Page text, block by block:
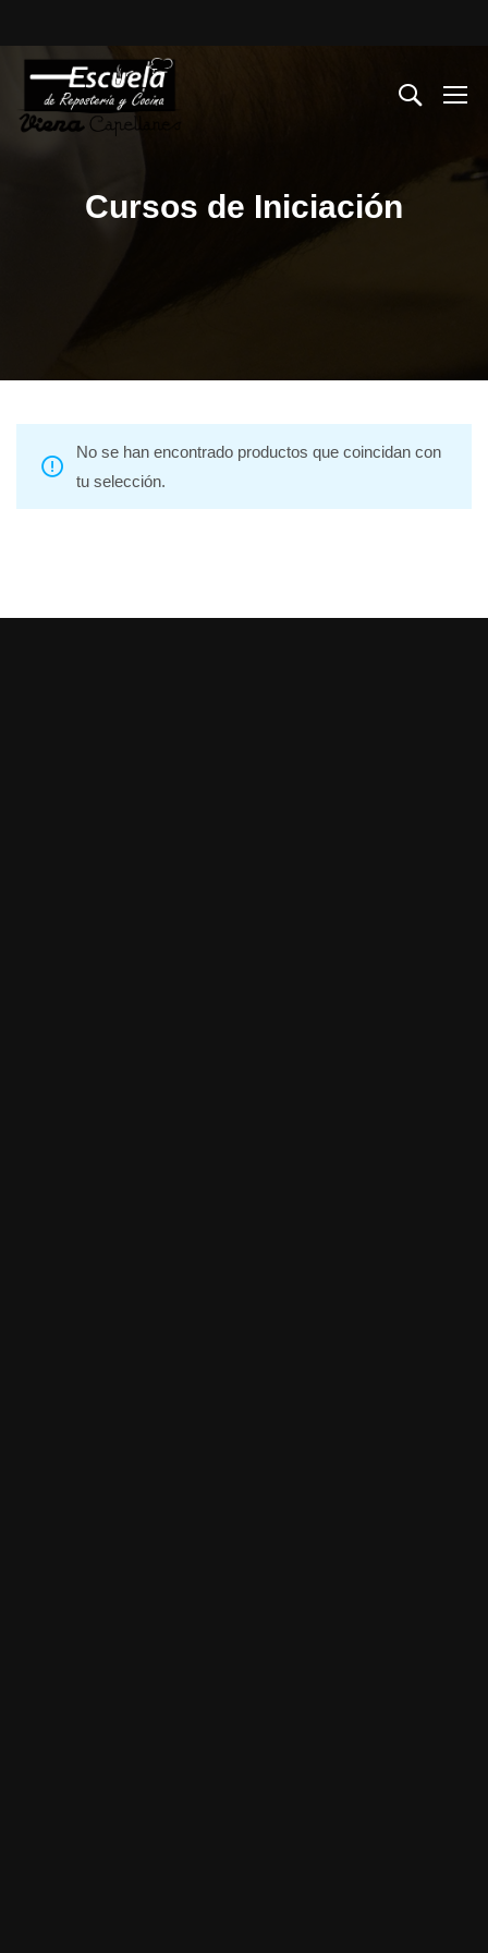
Cursos de Iniciación
No se han encontrado productos que coincidan con
tu selección.